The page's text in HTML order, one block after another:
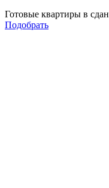
Готовые квартиры в
Подобрать